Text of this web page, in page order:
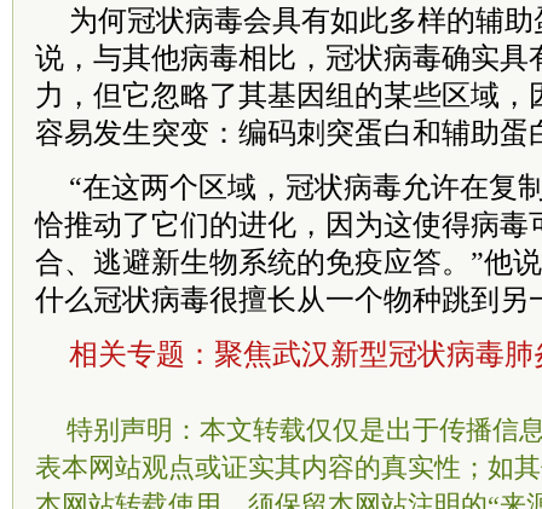
为何冠状病毒会具有如此多样的辅
说，与其他病毒相比，冠状病毒确实具
力，但它忽略了其基因组的某些区域，
容易发生突变：编码刺突蛋白和辅助蛋
“在这两个区域，冠状病毒允许在复
恰推动了它们的进化，因为这使得病毒
合、逃避新生物系统的免疫应答。”他
什么冠状病毒很擅长从一个物种跳到另
相关专题： 聚焦武汉新型冠状病毒肺
特别声明：本文转载仅仅是出于传播信
表本网站观点或证实其内容的真实性；如